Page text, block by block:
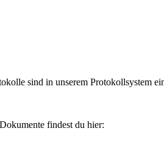
sind in unserem Protokollsystem
findest du hier: